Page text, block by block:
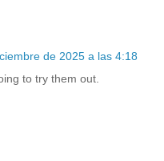
de 2025 a las 4:18
to try them out.